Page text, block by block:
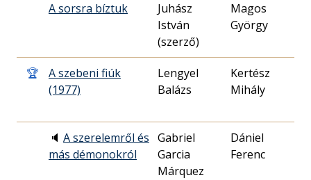
A sorsra bíztuk
Juhász
István
(szerző)
Magos
György
🏆
A szebeni fiúk
(1977)
Lengyel
Balázs
Kertész
Mihály
🔈 A szerelemről és
más démonokról
Gabriel
Garcia
Márquez
Dániel
Ferenc